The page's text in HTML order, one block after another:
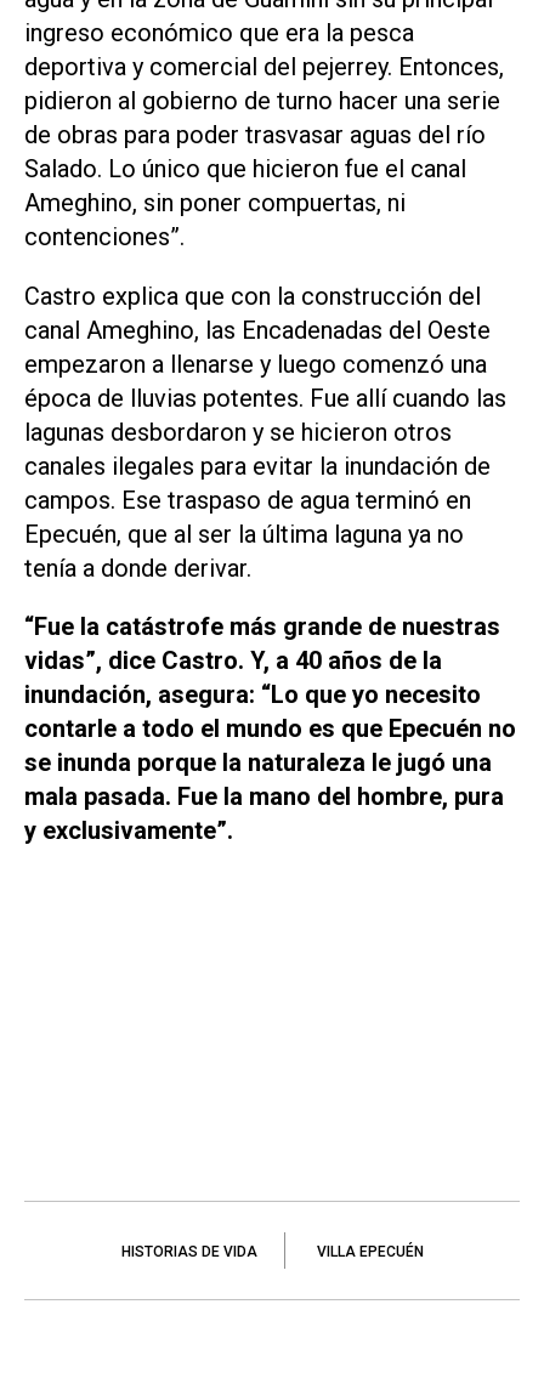
ingreso económico que era la pesca
deportiva y comercial del pejerrey. Entonces,
pidieron al gobierno de turno hacer una serie
de obras para poder trasvasar aguas del río
Salado. Lo único que hicieron fue el canal
Ameghino, sin poner compuertas, ni
contenciones”.
Castro explica que con la construcción del
canal Ameghino, las Encadenadas del Oeste
empezaron a llenarse y luego comenzó una
época de lluvias potentes. Fue allí cuando las
lagunas desbordaron y se hicieron otros
canales ilegales para evitar la inundación de
campos. Ese traspaso de agua terminó en
Epecuén, que al ser la última laguna ya no
tenía a donde derivar.
“Fue la catástrofe más grande de nuestras
vidas”, dice Castro. Y, a 40 años de la
inundación, asegura: “Lo que yo necesito
contarle a todo el mundo es que Epecuén no
se inunda porque la naturaleza le jugó una
mala pasada. Fue la mano del hombre, pura
y exclusivamente”.
HISTORIAS DE VIDA VILLA EPECUÉN